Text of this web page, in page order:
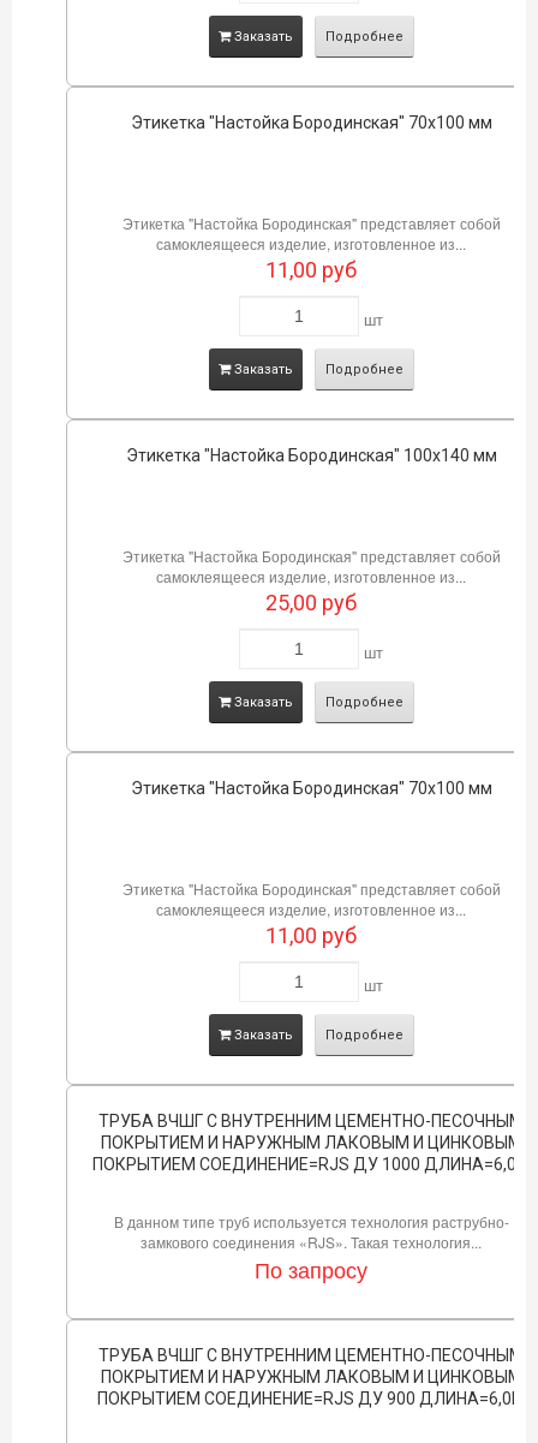
Заказать Подробнее
Этикетка "Настойка Бородинская" 70х100 мм
Этикетка "Настойка Бородинская" представляет собой
самоклеящееся изделие, изготовленное из...
11,00 руб
шт
Заказать Подробнее
Этикетка "Настойка Бородинская" 100х140 мм
Этикетка "Настойка Бородинская" представляет собой
самоклеящееся изделие, изготовленное из...
25,00 руб
шт
Заказать Подробнее
Этикетка "Настойка Бородинская" 70х100 мм
Этикетка "Настойка Бородинская" представляет собой
самоклеящееся изделие, изготовленное из...
11,00 руб
шт
Заказать Подробнее
ТРУБА ВЧШГ С ВНУТРЕННИМ ЦЕМЕНТНО-ПЕСОЧНЫМ
ПОКРЫТИЕМ И НАРУЖНЫМ ЛАКОВЫМ И ЦИНКОВЫМ
ПОКРЫТИЕМ СОЕДИНЕНИЕ=RJS ДУ 1000 ДЛИНА=6,0М
В данном типе труб используется технология раструбно-
замкового соединения «RJS». Такая технология...
По запросу
ТРУБА ВЧШГ С ВНУТРЕННИМ ЦЕМЕНТНО-ПЕСОЧНЫМ
ПОКРЫТИЕМ И НАРУЖНЫМ ЛАКОВЫМ И ЦИНКОВЫМ
ПОКРЫТИЕМ СОЕДИНЕНИЕ=RJS ДУ 900 ДЛИНА=6,0М